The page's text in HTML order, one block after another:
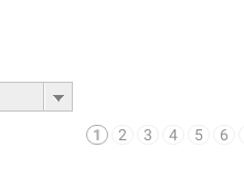
1 2 3 4 5 6